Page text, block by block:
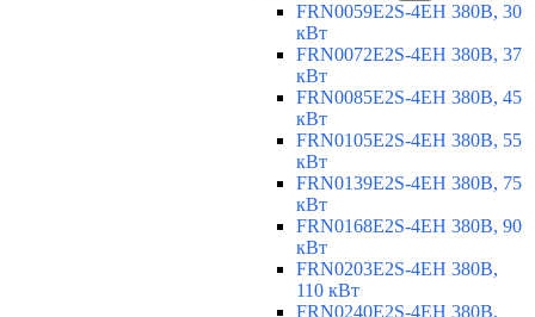
FRN0059E2S-4EH 380В, 30
кВт
FRN0072E2S-4EH 380В, 37
кВт
FRN0085E2S-4EH 380В, 45
кВт
FRN0105E2S-4EH 380В, 55
кВт
FRN0139E2S-4EH 380В, 75
кВт
FRN0168E2S-4EH 380В, 90
кВт
FRN0203E2S-4EH 380В,
110 кВт
FRN0240E2S-4EH 380В,